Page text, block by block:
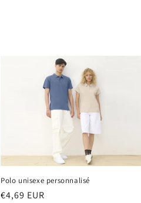
Polo unisexe personnalisé
Prix
€4,69 EUR